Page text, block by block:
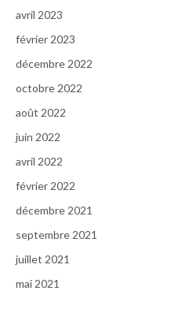
avril 2023
février 2023
décembre 2022
octobre 2022
août 2022
juin 2022
avril 2022
février 2022
décembre 2021
septembre 2021
juillet 2021
mai 2021